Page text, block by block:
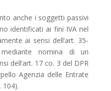
anche i soggetti passivi
identificati ai fini IVA nel
ai sensi dell’art. 35-
no­­mina di un
dell’art. 17 co. 3 del DPR
Agenzia delle Entrate
104).